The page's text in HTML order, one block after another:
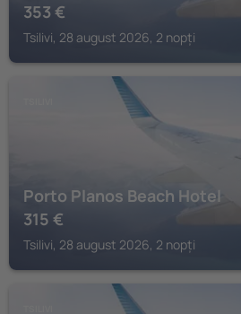
353 €
Tsilivi, 28 august 2026, 2 nopți
Porto Planos Beach Hotel
315 €
Tsilivi, 28 august 2026, 2 nopți